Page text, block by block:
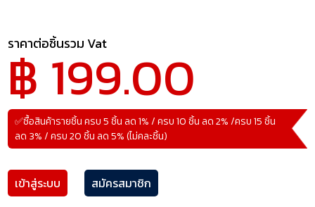
ราคาต่อชิ้นรวม Vat
฿ 199.00
✅ซื้อสินค้ารายชิ้น ครบ 5 ชิ้น ลด 1% / ครบ 10 ชิ้น ลด 2% /ครบ 15 ชิ้น
ลด 3% / ครบ 20 ชิ้น ลด 5% (ไม่คละชิ้น)
เข้าสู่ระบบ
สมัครสมาชิก